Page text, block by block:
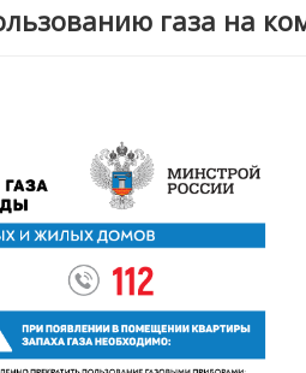
газа на